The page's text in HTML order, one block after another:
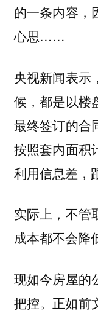
的一条内容，
心思……
央视新闻表示
候，都是以楼
最终签订的合
按照套内面积
利用信息差，
实际上，不管
成本都不会降
现如今房屋的
把控。正如前